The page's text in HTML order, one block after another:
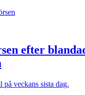
efter
veckans sista dag.